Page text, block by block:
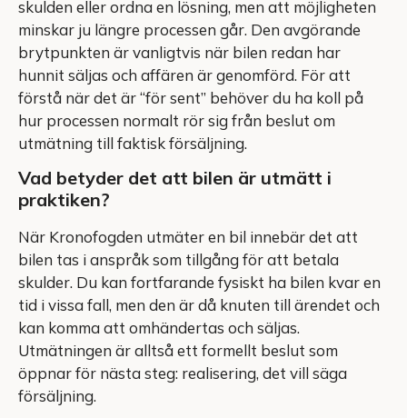
skulden eller ordna en lösning, men att möjligheten
minskar ju längre processen går. Den avgörande
brytpunkten är vanligtvis när bilen redan har
hunnit säljas och affären är genomförd. För att
förstå när det är “för sent” behöver du ha koll på
hur processen normalt rör sig från beslut om
utmätning till faktisk försäljning.
Vad betyder det att bilen är utmätt i
praktiken?
När Kronofogden utmäter en bil innebär det att
bilen tas i anspråk som tillgång för att betala
skulder. Du kan fortfarande fysiskt ha bilen kvar en
tid i vissa fall, men den är då knuten till ärendet och
kan komma att omhändertas och säljas.
Utmätningen är alltså ett formellt beslut som
öppnar för nästa steg: realisering, det vill säga
försäljning.